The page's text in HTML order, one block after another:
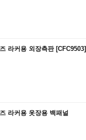
라커용 외장측판 [CFC9503]
라커용 옷장용 백패널